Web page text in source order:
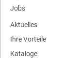
Jobs
Aktuelles
Ihre Vorteile
Kataloge